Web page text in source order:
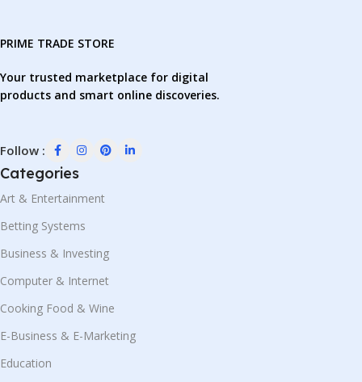
PRIME TRADE STORE
Your trusted marketplace for digital
products and smart online discoveries.
Follow :
Categories
Art & Entertainment
Betting Systems
Business & Investing
Computer & Internet
Cooking Food & Wine
E-Business & E-Marketing
Education